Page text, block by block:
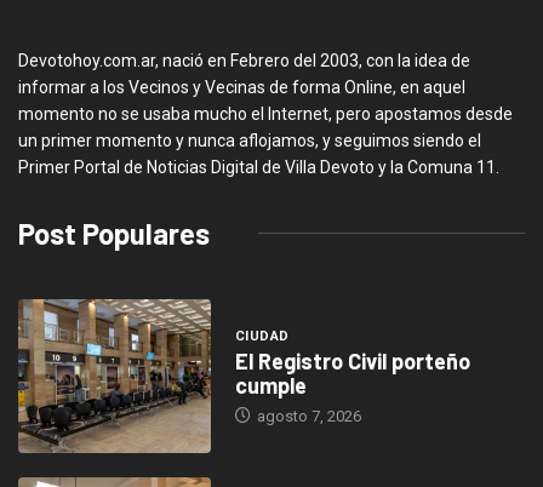
Devotohoy.com.ar, nació en Febrero del 2003, con la idea de
informar a los Vecinos y Vecinas de forma Online, en aquel
momento no se usaba mucho el Internet, pero apostamos desde
un primer momento y nunca aflojamos, y seguimos siendo el
Primer Portal de Noticias Digital de Villa Devoto y la Comuna 11.
Post Populares
CIUDAD
El Registro Civil porteño
cumple
agosto 7, 2026